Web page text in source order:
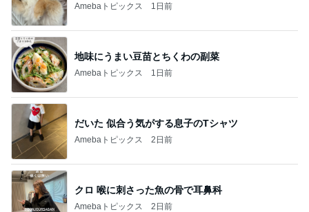
Amebaトピックス 1日前
地味にうまい豆苗とちくわの副菜
Amebaトピックス 1日前
だいた 似合う気がする息子のTシャツ
Amebaトピックス 2日前
クロ 喉に刺さった魚の骨で耳鼻科
Amebaトピックス 2日前